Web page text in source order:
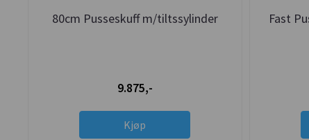
80cm Pusseskuff m/tiltssylinder
9.875,-
Kjøp
Fast